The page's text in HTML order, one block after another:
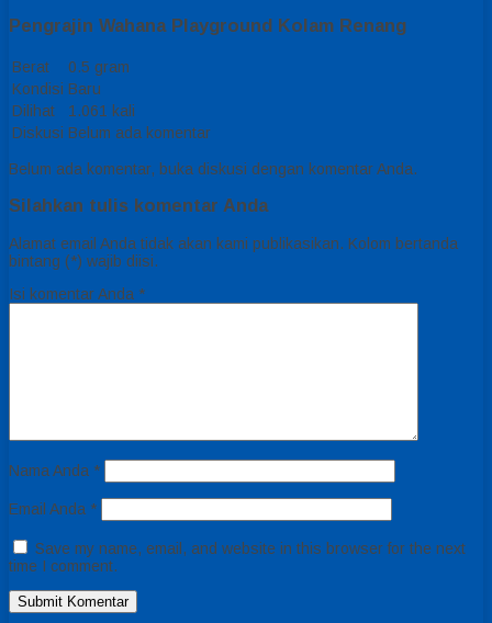
Pengrajin Wahana Playground Kolam Renang
Berat
0.5 gram
Kondisi Baru
Dilihat
1.061 kali
Diskusi Belum ada komentar
Belum ada komentar, buka diskusi dengan komentar Anda.
Silahkan tulis komentar Anda
Alamat email Anda tidak akan kami publikasikan. Kolom bertanda
bintang (*) wajib diisi.
Isi komentar Anda *
Nama Anda *
Email Anda *
Save my name, email, and website in this browser for the next
time I comment.